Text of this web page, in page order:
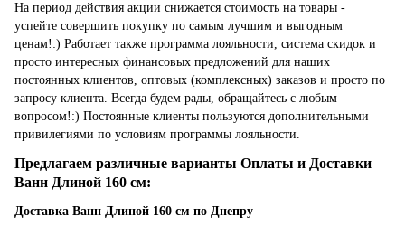
На период действия акции снижается стоимость на товары -
успейте совершить покупку по самым лучшим и выгодным
ценам!:) Работает также программа лояльности, система скидок и
просто интересных финансовых предложений для наших
постоянных клиентов, оптовых (комплексных) заказов и просто по
запросу клиента. Всегда будем рады, обращайтесь с любым
вопросом!:) Постоянные клиенты пользуются дополнительными
привилегиями по условиям программы лояльности.
Предлагаем различные варианты Оплаты и Доставки
Ванн Длиной 160 см:
Доставка Ванн Длиной 160 см по Днепру